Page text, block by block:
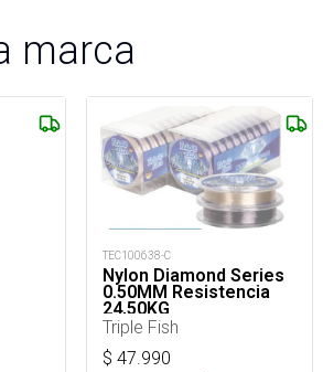
marca
TEC100638-C
Nylon Diamond Series
0.50MM Resistencia
24,50KG
Triple Fish
$ 47.990